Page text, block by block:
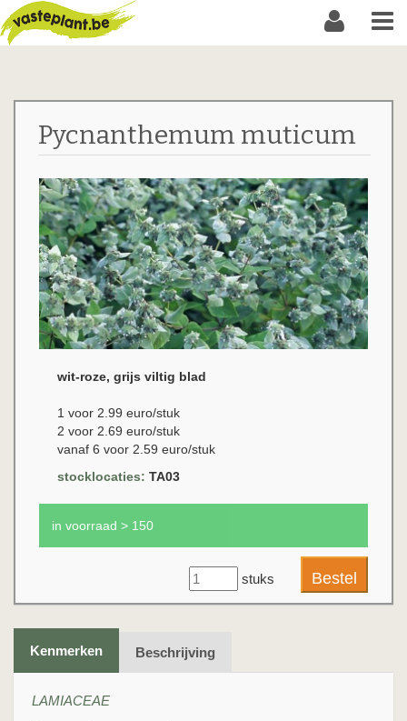
Pycnanthemum muticum
wit-roze, grijs viltig blad
1 voor 2.99 euro/stuk
2 voor 2.69 euro/stuk
vanaf 6 voor 2.59 euro/stuk
stocklocaties: TA03
in voorraad > 150
stuks
Kenmerken Beschrijving
LAMIACEAE